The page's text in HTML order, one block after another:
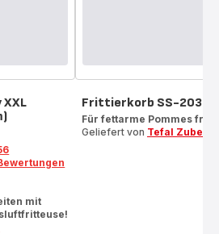
mit
Frittierkorb SS-
Für fettarme Pommes
Geliefert von Tefal